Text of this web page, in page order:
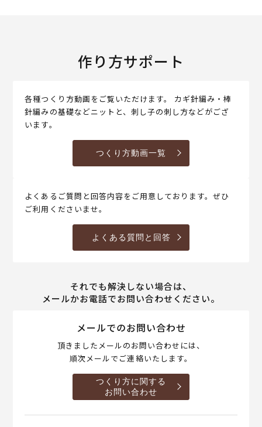
作り方サポート
各種つくり方動画をご覧いただけます。 カギ針編み・棒
針編みの基礎などニットと、刺し子の刺し方などがござ
います。
つくり方動画一覧
よくあるご質問と回答内容をご用意しております。ぜひ
ご利用くださいませ。
よくある質問と回答
それでも解決しない場合は、
メールかお電話でお問い合わせください。
メールでのお問い合わせ
頂きましたメールのお問い合わせには、
順次メールでご連絡いたします。
つくり方に関する
お問い合わせ